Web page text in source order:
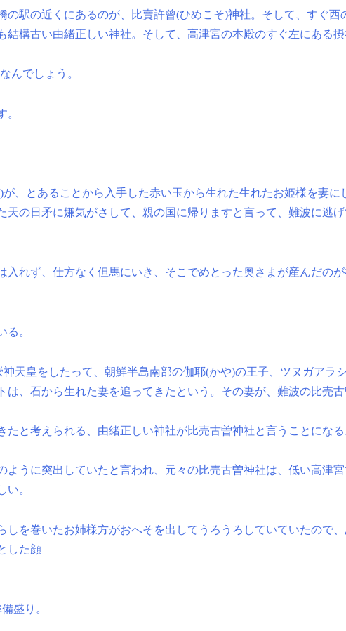
の駅の近くにあるのが、比賣許曾(ひめこそ)神社。そして、すぐ西
結構古い由緒正しい神社。そして、高津宮の本殿のすぐ左にある
んでしょう。
。
、とあることから入手した赤い玉から生れた生れたお姫様を妻に
天の日矛に嫌気がさして、親の国に帰りますと言って、難波に逃
入れず、仕方なく但馬にいき、そこでめとった奥さまが産んだの
る。
天皇をしたって、朝鮮半島南部の伽耶(かや)の王子、ツヌガアラ
は、石から生れた妻を追ってきたという。その妻が、難波の比売
と考えられる、由緒正しい神社が比売古曽神社と言うことになる
ように突出していたと言われ、元々の比売古曽神社は、低い高津
い。
しを巻いたお姉様方がおへそを出してうろうろしていていたので
した顔
盛り。